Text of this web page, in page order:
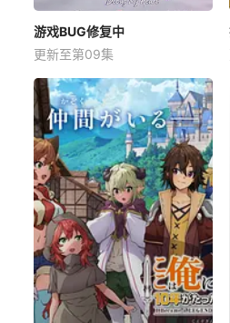
游戏BUG修复中
更新至第09集